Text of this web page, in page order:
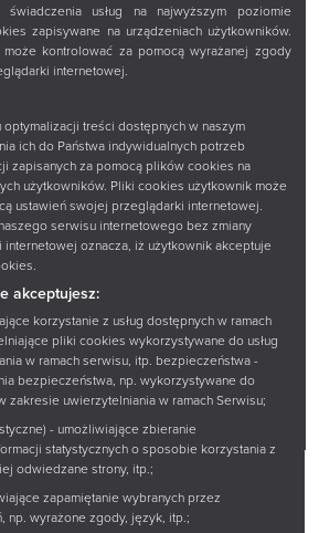
usług na najwyższym poziomie
zapisywane na urządzeniach użytkowników.
kontrolować za pomocą wyrażanej zgody
internetowej.
optymalizacji treści dostępnych w naszym
ich do Państwa indywidualnych potrzeb
zapisanych za pomocą plików cookies na
użytkowników. Pliki cookies użytkownik może
ustawień swojej przeglądarki internetowej.
serwisu internetowego bez zmiany
oznacza, iż użytkownik akceptuje
akceptujesz:
korzystanie z usług dostępnych w ramach
pliki cookies wykorzystywane do usług
w ramach serwisu, itp. bezpieczeństwa -
bezpieczeństwa, np. wykorzystywane do
zakresie uwierzytelniania w ramach Serwisu;
- umożliwiające zbieranie
statystycznych o sposobie korzystania z
odwiedzane strony, itp.;
zapamiętanie wybranych przez
np. wyrażone zgody, język, itp.;
Mapa strony
Polityka prywatności
Deklaracja dostępności
Ustawienia ciasteczek
Strona archiwalna
Poczta Książnicy
Książnica Podlaska